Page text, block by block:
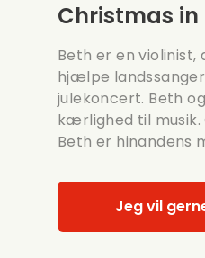
Christmas
Beth er en
hjælpe
julekoncert. Beth
kærlighed til musik.
Beth er hinandens
Jeg vil